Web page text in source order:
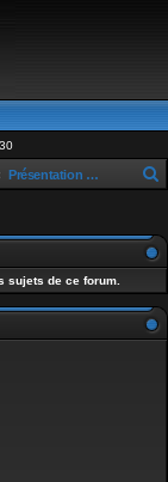
Présentation des membres
r
c
sujets de ce forum.